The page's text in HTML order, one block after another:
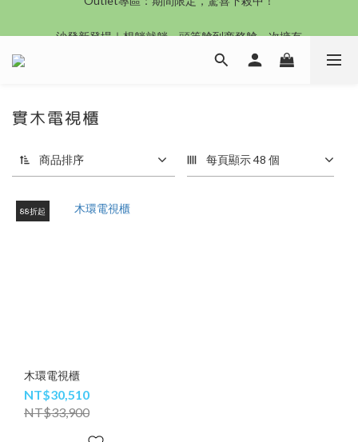
沙發新登場｜想躺就躺，頭等艙到商務艙一次擁有
實木電視櫃
商品排序 每頁顯示 48 個
88折起
木環電視櫃
NT$30,510
NT$33,900